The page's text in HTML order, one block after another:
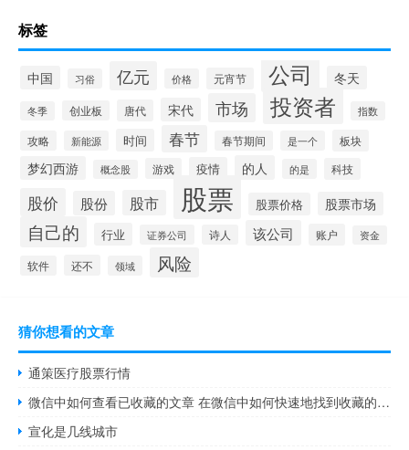
标签
中国 习俗 亿元 价格 元宵节 公司 冬天
冬季 创业板 唐代 宋代 市场 投资者 指数
攻略 新能源 时间 春节 春节期间 是一个 板块
梦幻西游 概念股 游戏 疫情 的人 的是 科技
股价 股份 股市 股票 股票价格 股票市场
自己的 行业 证券公司 诗人 该公司 账户 资金
软件 还不 领域 风险
猜你想看的文章
通策医疗股票行情
微信中如何查看已收藏的文章 在微信中如何快速地找到收藏的文章
宣化是几线城市